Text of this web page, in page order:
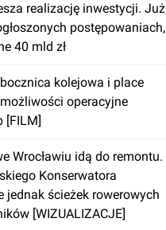
realizację inwestycji. Już
postępowaniach,
40 mld zł
kolejowa i place
operacyjne
[FILM]
Wrocławiu idą do remontu.
Konserwatora
jednak ścieżek rowerowych
[WIZUALIZACJE]